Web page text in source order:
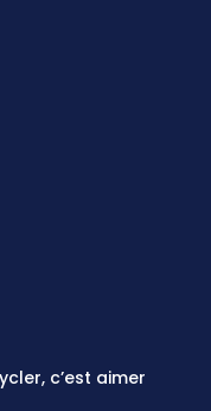
c’est aimer